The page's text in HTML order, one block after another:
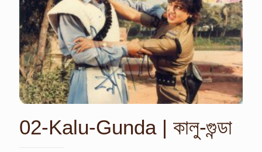
02-Kalu-Gunda | কালু-গুন্ডা